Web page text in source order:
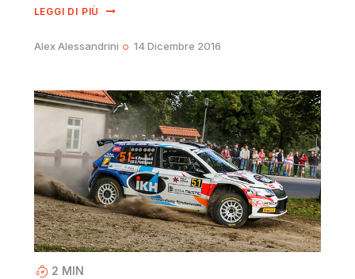
LEGGI DI PIÙ
Alex Alessandrini 14 Dicembre 2016
2 MIN